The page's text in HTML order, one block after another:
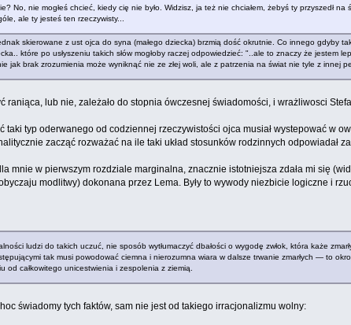
No, nie mogłeś chcieć, kiedy cię nie było. Widzisz, ja też nie chciałem, żebyś ty przyszedł
ale ty jesteś ten rzeczywisty...
skierowane z ust ojca do syna (małego dziecka) brzmią dość okrutnie. Co innego gdyby
które po usłyszeniu takich słów mogłoby raczej odpowiedzieć: "..ale to znaczy że jestem
jak brak zrozumienia może wyniknąć nie ze złej woli, ale z patrzenia na świat nie tyle z innej
raniąca, lub nie, zależało do stopnia ówczesnej świadomości, i wrażliwosci
taki typ oderwanego od codziennej rzeczywistości ojca musiał wystepować w
zacząć rozważać na ile taki układ stosunków rodzinnych odpowiadał
mnie w pierwszym rozdziale marginalna, znacznie istotniejsza zdała mi się
modlitwy) dokonana przez Lema. Były to wywody niezbicie logiczne i
ludzi do takich uczuć, nie sposób wytłumaczyć dbałości o wygodę zwłok, która każe
tak musi powodować ciemna i nierozumna wiara w dalsze trwanie zmarłych — to
od całkowitego unicestwienia i zespolenia z ziemią.
świadomy tych faktów, sam nie jest od takiego irracjonalizmu wolny: